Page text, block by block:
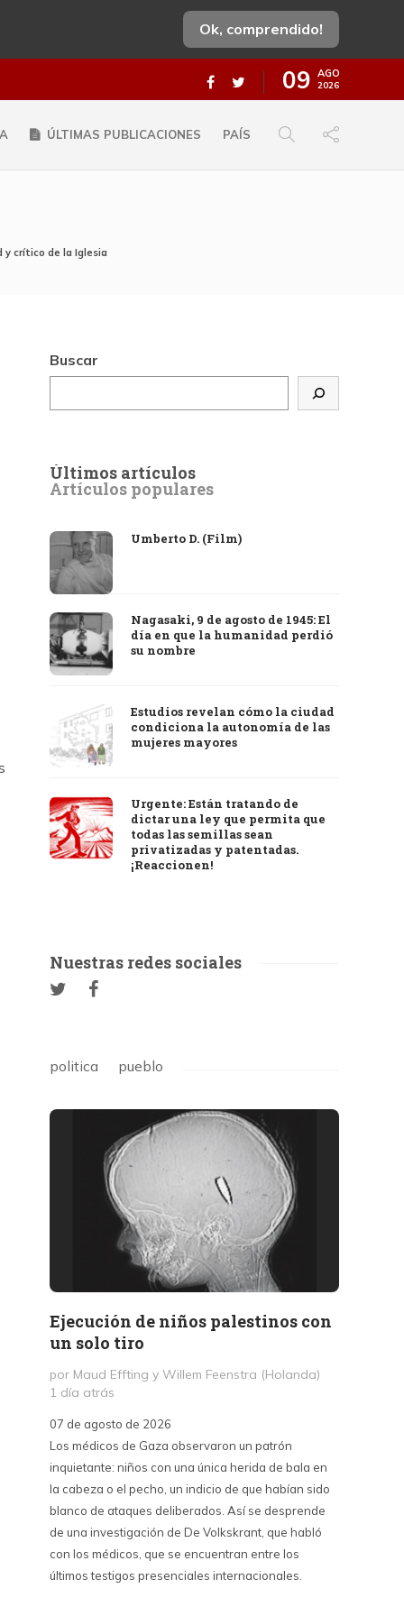
Ok, comprendido!
09 AGO
2026
ÚLTIMAS PUBLICACIONES PAÍS
y crítico de la Iglesia
Buscar
Últimos artículos
Artículos populares
Umberto D. (Film)
Nagasaki, 9 de agosto de 1945: El
día en que la humanidad perdió
su nombre
Estudios revelan cómo la ciudad
condiciona la autonomía de las
mujeres mayores
Urgente: Están tratando de
dictar una ley que permita que
todas las semillas sean
privatizadas y patentadas.
¡Reaccionen!
Nuestras redes sociales
politica pueblo
Ejecución de niños palestinos con
un solo tiro
por Maud Effting y Willem Feenstra (Holanda)
1 día atrás
07 de agosto de 2026
Los médicos de Gaza observaron un patrón
inquietante: niños con una única herida de bala en
la cabeza o el pecho, un indicio de que habían sido
blanco de ataques deliberados. Así se desprende
de una investigación de De Volkskrant, que habló
con los médicos, que se encuentran entre los
últimos testigos presenciales internacionales.